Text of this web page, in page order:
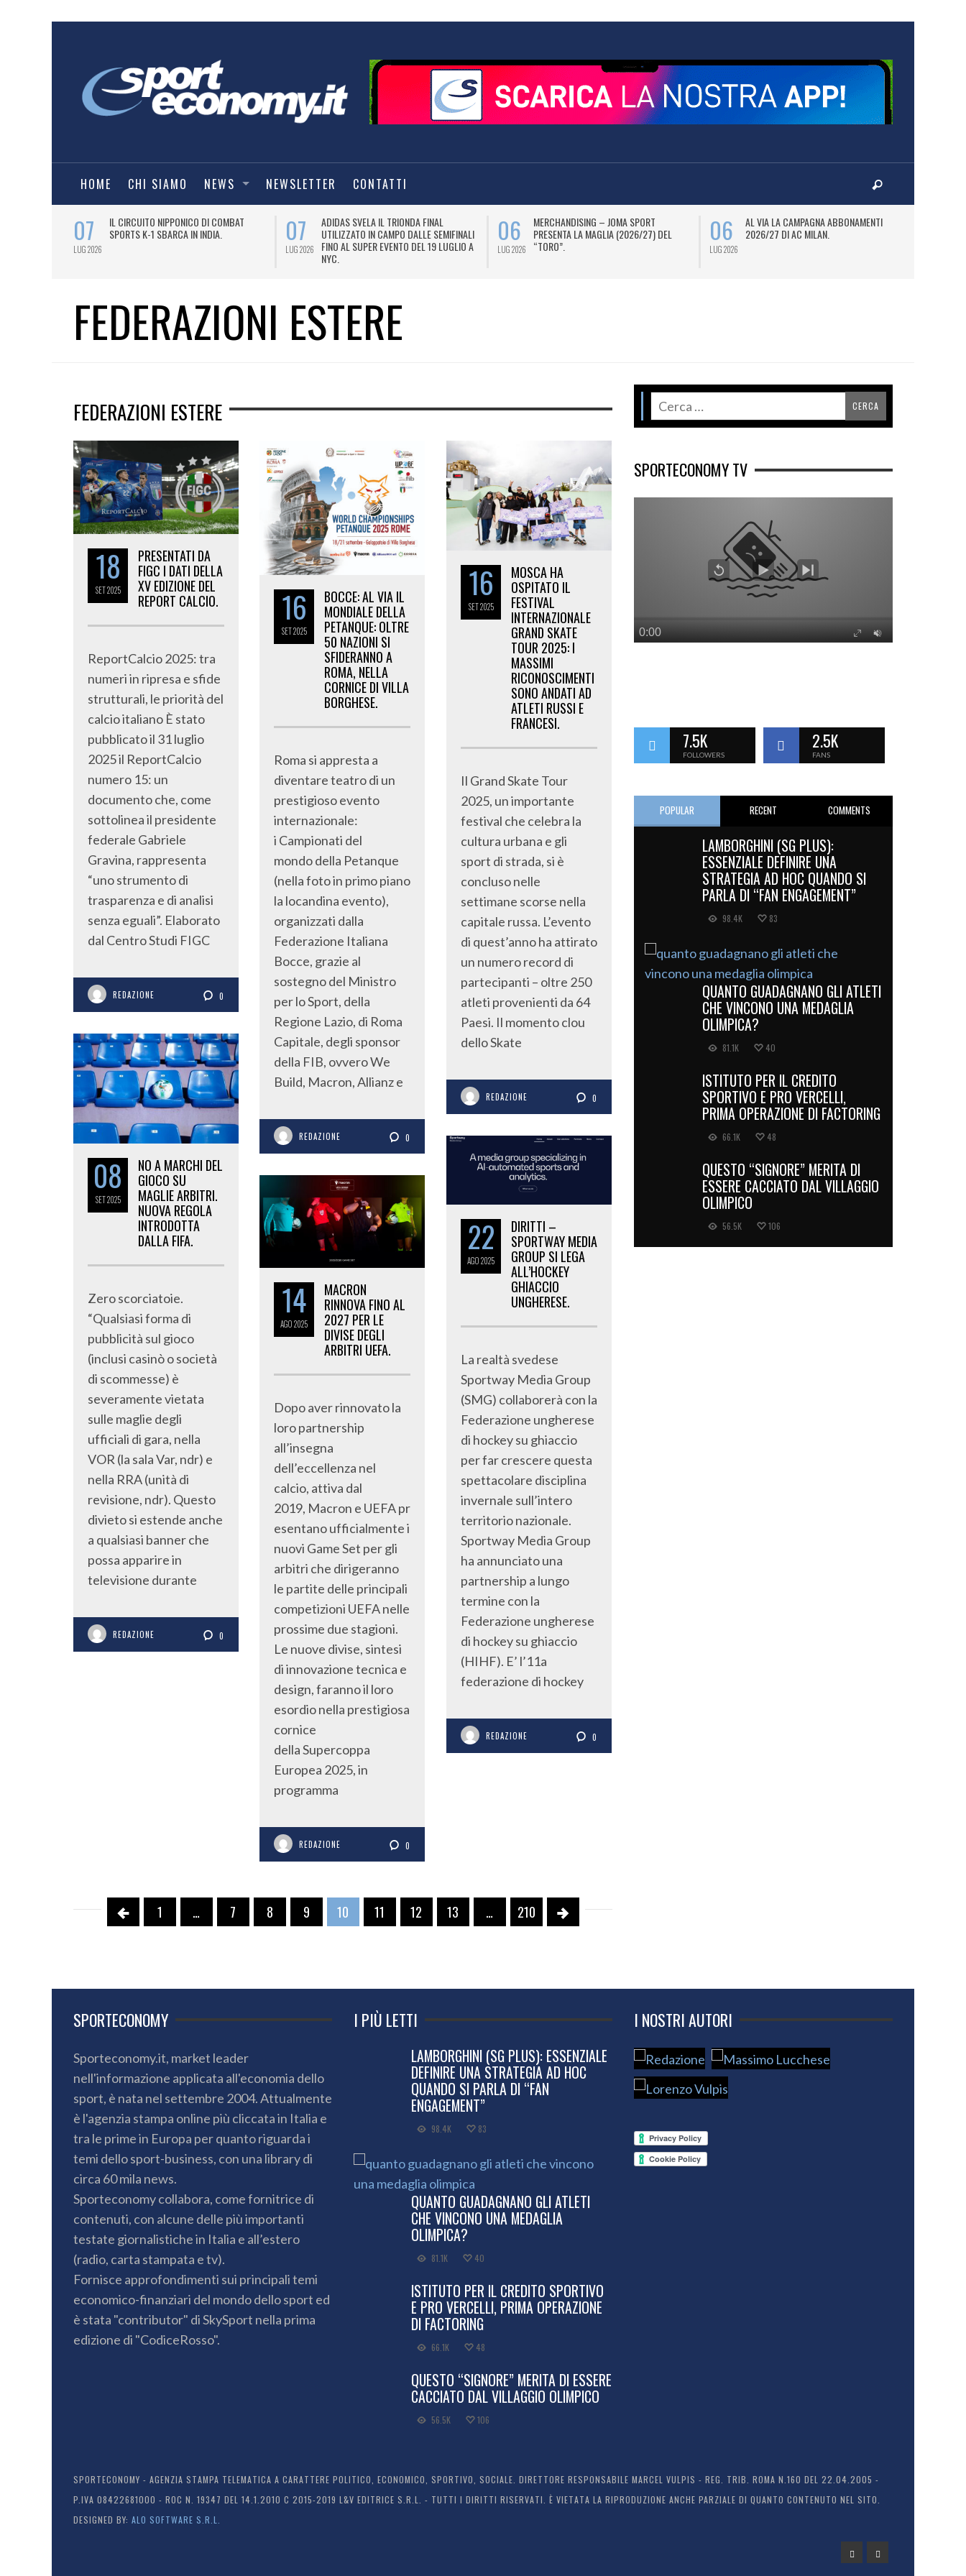
HOME CHI SIAMO NEWS NEWSLETTER CONTATTI
07
LUG 2026
IL CIRCUITO NIPPONICO DI COMBAT
SPORTS K-1 SBARCA IN INDIA.
07
LUG 2026
ADIDAS SVELA IL TRIONDA FINAL
UTILIZZATO IN CAMPO DALLE SEMIFINALI
FINO AL SUPER EVENTO DEL 19 LUGLIO A
NYC.
06
LUG 2026
MERCHANDISING – JOMA SPORT
PRESENTA LA MAGLIA (2026/27) DEL
“TORO”.
06
LUG 2026
AL VIA LA CAMPAGNA ABBONAMENTI
2026/27 DI AC MILAN.
FEDERAZIONI ESTERE
FEDERAZIONI ESTERE
18
SET2025
PRESENTATI DA
FIGC I DATI DELLA
XV EDIZIONE DEL
REPORT CALCIO.
ReportCalcio 2025: tra
numeri in ripresa e sfide
strutturali, le priorità del
calcio italiano È stato
pubblicato il 31 luglio
2025 il ReportCalcio
numero 15: un
documento che, come
sottolinea il presidente
federale Gabriele
Gravina, rappresenta
“uno strumento di
trasparenza e di analisi
senza eguali”. Elaborato
dal Centro Studi FIGC
REDAZIONE 0
16
SET2025
BOCCE: AL VIA IL
MONDIALE DELLA
PETANQUE: OLTRE
50 NAZIONI SI
SFIDERANNO A
ROMA, NELLA
CORNICE DI VILLA
BORGHESE.
Roma si appresta a
diventare teatro di un
prestigioso evento
internazionale:
i Campionati del
mondo della Petanque
(nella foto in primo piano
la locandina evento),
organizzati dalla
Federazione Italiana
Bocce, grazie al
sostegno del Ministro
per lo Sport, della
Regione Lazio, di Roma
Capitale, degli sponsor
della FIB, ovvero We
Build, Macron, Allianz e
REDAZIONE 0
16
SET2025
MOSCA HA
OSPITATO IL
FESTIVAL
INTERNAZIONALE
GRAND SKATE
TOUR 2025: I
MASSIMI
RICONOSCIMENTI
SONO ANDATI AD
ATLETI RUSSI E
FRANCESI.
Il Grand Skate Tour
2025, un importante
festival che celebra la
cultura urbana e gli
sport di strada, si è
concluso nelle
settimane scorse nella
capitale russa. L’evento
di quest’anno ha attirato
un numero record di
partecipanti – oltre 250
atleti provenienti da 64
Paesi. Il momento clou
dello Skate
REDAZIONE 0
08
SET2025
NO A MARCHI DEL
GIOCO SU
MAGLIE ARBITRI.
NUOVA REGOLA
INTRODOTTA
DALLA FIFA.
Zero scorciatoie.
“Qualsiasi forma di
pubblicità sul gioco
(inclusi casinò o società
di scommesse) è
severamente vietata
sulle maglie degli
ufficiali di gara, nella
VOR (la sala Var, ndr) e
nella RRA (unità di
revisione, ndr). Questo
divieto si estende anche
a qualsiasi banner che
possa apparire in
televisione durante
REDAZIONE 0
22
AGO2025
DIRITTI –
SPORTWAY MEDIA
GROUP SI LEGA
ALL’HOCKEY
GHIACCIO
UNGHERESE.
La realtà svedese
Sportway Media Group
(SMG) collaborerà con la
Federazione ungherese
di hockey su ghiaccio
per far crescere questa
spettacolare disciplina
invernale sull’intero
territorio nazionale.
Sportway Media Group
ha annunciato una
partnership a lungo
termine con la
Federazione ungherese
di hockey su ghiaccio
(HIHF). E’ l’11a
federazione di hockey
REDAZIONE 0
14
AGO2025
MACRON
RINNOVA FINO AL
2027 PER LE
DIVISE DEGLI
ARBITRI UEFA.
Dopo aver rinnovato la
loro partnership
all’insegna
dell’eccellenza nel
calcio, attiva dal
2019, Macron e UEFA pr
esentano ufficialmente i
nuovi Game Set per gli
arbitri che dirigeranno
le partite delle principali
competizioni UEFA nelle
prossime due stagioni.
Le nuove divise, sintesi
di innovazione tecnica e
design, faranno il loro
esordio nella prestigiosa
cornice
della Supercoppa
Europea 2025, in
programma
REDAZIONE 0
1 … 7 8 9 10 11 12 13 … 210
SPORTECONOMY TV
7.5K
FOLLOWERS
2.5K
FANS
POPULAR RECENT COMMENTS
LAMBORGHINI (SG PLUS):
ESSENZIALE DEFINIRE UNA
STRATEGIA AD HOC QUANDO SI
PARLA DI “FAN ENGAGEMENT”
98.4K 83
QUANTO GUADAGNANO GLI ATLETI
CHE VINCONO UNA MEDAGLIA
OLIMPICA?
81.1K 40
ISTITUTO PER IL CREDITO
SPORTIVO E PRO VERCELLI,
PRIMA OPERAZIONE DI FACTORING
66.1K 48
QUESTO “SIGNORE” MERITA DI
ESSERE CACCIATO DAL VILLAGGIO
OLIMPICO
56.5K 106
SPORTECONOMY
Sporteconomy.it, market leader
nell'informazione applicata all'economia dello
sport, è nata nel settembre 2004. Attualmente
è l'agenzia stampa online più cliccata in Italia e
tra le prime in Europa per quanto riguarda i
temi dello sport-business, con una library di
circa 60 mila news.
Sporteconomy collabora, come fornitrice di
contenuti, con alcune delle più importanti
testate giornalistiche in Italia e all’estero
(radio, carta stampata e tv).
Fornisce approfondimenti sui principali temi
economico-finanziari del mondo dello sport ed
è stata "contributor" di SkySport nella prima
edizione di "CodiceRosso".
I PIÙ LETTI
LAMBORGHINI (SG PLUS): ESSENZIALE
DEFINIRE UNA STRATEGIA AD HOC
QUANDO SI PARLA DI “FAN
ENGAGEMENT”
98.4K 83
QUANTO GUADAGNANO GLI ATLETI
CHE VINCONO UNA MEDAGLIA
OLIMPICA?
81.1K 40
ISTITUTO PER IL CREDITO SPORTIVO
E PRO VERCELLI, PRIMA OPERAZIONE
DI FACTORING
66.1K 48
QUESTO “SIGNORE” MERITA DI ESSERE
CACCIATO DAL VILLAGGIO OLIMPICO
56.5K 106
I NOSTRI AUTORI
SPORTECONOMY - AGENZIA STAMPA TELEMATICA A CARATTERE POLITICO, ECONOMICO, SPORTIVO, SOCIALE. DIRETTORE RESPONSABILE MARCEL VULPIS - REG. TRIB. ROMA N.160 DEL 22.04.2005 -
P.IVA 08422681000 - ROC N. 19347 DEL 14.1.2010 C 2015-2019 L&V EDITRICE S.R.L. - TUTTI I DIRITTI RISERVATI. È VIETATA LA RIPRODUZIONE ANCHE PARZIALE DI QUANTO CONTENUTO NEL SITO.
DESIGNED BY: ALO SOFTWARE S.R.L.